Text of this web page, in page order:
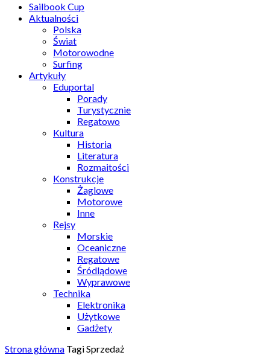
Sailbook Cup
Aktualności
Polska
Świat
Motorowodne
Surfing
Artykuły
Eduportal
Porady
Turystycznie
Regatowo
Kultura
Historia
Literatura
Rozmaitości
Konstrukcje
Żaglowe
Motorowe
Inne
Rejsy
Morskie
Oceaniczne
Regatowe
Śródlądowe
Wyprawowe
Technika
Elektronika
Użytkowe
Gadżety
Strona główna TagiSprzedaż